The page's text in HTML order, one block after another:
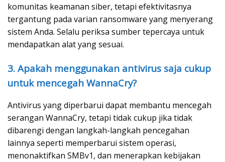
komunitas keamanan siber, tetapi efektivitasnya
tergantung pada varian ransomware yang menyerang
sistem Anda. Selalu periksa sumber tepercaya untuk
mendapatkan alat yang sesuai.
3. Apakah menggunakan antivirus saja cukup
untuk mencegah WannaCry?
Antivirus yang diperbarui dapat membantu mencegah
serangan WannaCry, tetapi tidak cukup jika tidak
dibarengi dengan langkah-langkah pencegahan
lainnya seperti memperbarui sistem operasi,
menonaktifkan SMBv1, dan menerapkan kebijakan